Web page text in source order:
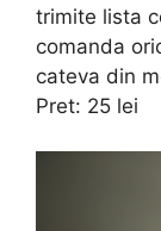
trimite lista
comanda
cateva din
Pret: 25 lei